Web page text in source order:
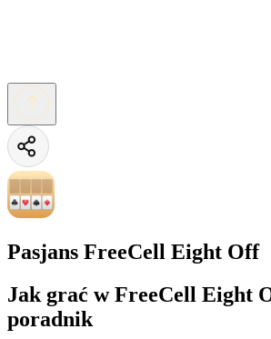
Pasjans FreeCell Eight Off
Jak grać w FreeCell Eight
poradnik